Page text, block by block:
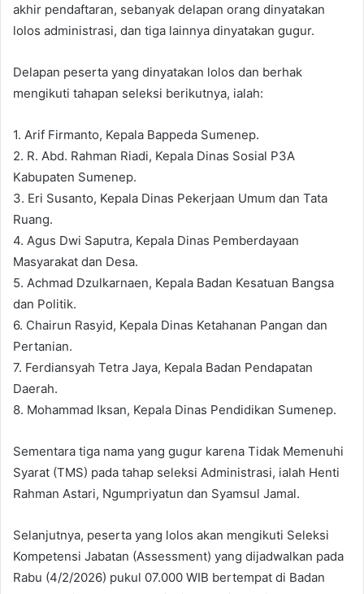
akhir pendaftaran, sebanyak delapan orang dinyatakan
lolos administrasi, dan tiga lainnya dinyatakan gugur.
Delapan peserta yang dinyatakan lolos dan berhak
mengikuti tahapan seleksi berikutnya, ialah:
1. Arif Firmanto, Kepala Bappeda Sumenep.
2. R. Abd. Rahman Riadi, Kepala Dinas Sosial P3A
Kabupaten Sumenep.
3. Eri Susanto, Kepala Dinas Pekerjaan Umum dan Tata
Ruang.
4. Agus Dwi Saputra, Kepala Dinas Pemberdayaan
Masyarakat dan Desa.
5. Achmad Dzulkarnaen, Kepala Badan Kesatuan Bangsa
dan Politik.
6. Chairun Rasyid, Kepala Dinas Ketahanan Pangan dan
Pertanian.
7. Ferdiansyah Tetra Jaya, Kepala Badan Pendapatan
Daerah.
8. Mohammad Iksan, Kepala Dinas Pendidikan Sumenep.
Sementara tiga nama yang gugur karena Tidak Memenuhi
Syarat (TMS) pada tahap seleksi Administrasi, ialah Henti
Rahman Astari, Ngumpriyatun dan Syamsul Jamal.
Selanjutnya, peserta yang lolos akan mengikuti Seleksi
Kompetensi Jabatan (Assessment) yang dijadwalkan pada
Rabu (4/2/2026) pukul 07.000 WIB bertempat di Badan